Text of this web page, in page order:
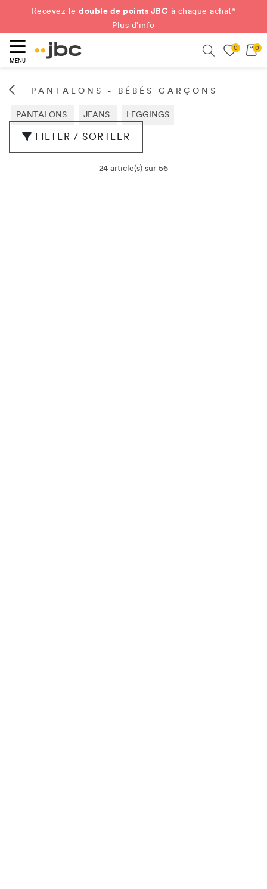
Recevez ledouble de points JBC à chaque achat*
Plus d'info
MENU
0 0
PANTALONS - BÉBÉS GARÇONS
PANTALONS JEANS LEGGINGS
FILTER / SORTEER
24 article(s) sur 56